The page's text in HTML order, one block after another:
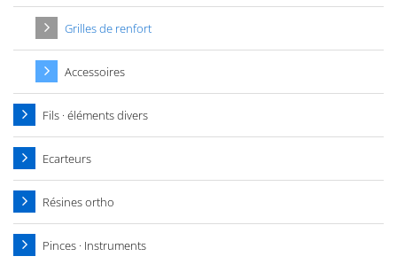
Grilles de renfort
Accessoires
Fils · éléments divers
Ecarteurs
Résines ortho
Pinces · Instruments